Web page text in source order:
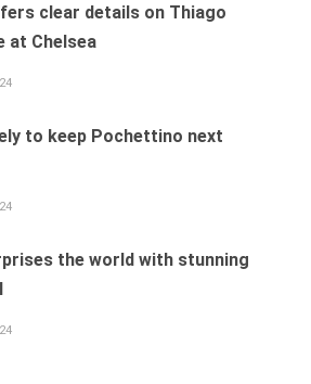
clear details on Thiago
at Chelsea
to keep Pochettino next
the world with stunning